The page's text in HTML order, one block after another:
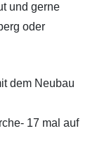
und gerne
oder
dem Neubau
17 mal auf